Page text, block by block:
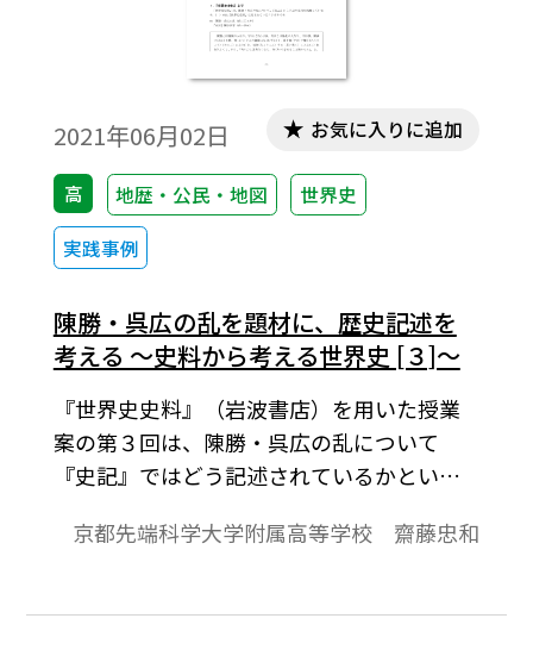
2021年06月02日
高 地歴・公民・地図
世界史
実践事例
お気に入りに追加
陳勝・呉広の乱を題材に、歴史記述を
考える ～史料から考える世界史 [３]～
『世界史史料』（岩波書店）を用いた授業
案の第３回は、陳勝・呉広の乱について
『史記』ではどう記述されているかという
との大切さを学ぶ授業案をご提案させてい
京都先端科学大学附属高等学校 齋藤忠和